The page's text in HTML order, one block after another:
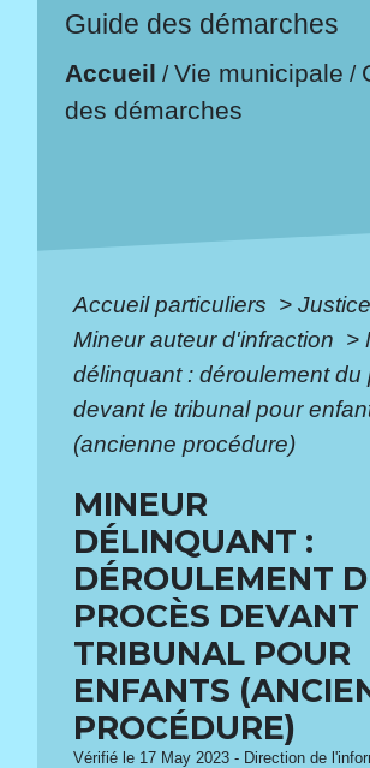
Guide des démarches
Accueil /Vie municipale /
des démarches
Accueil particuliers > Justice
Mineur auteur d'infraction >
délinquant : déroulement du
devant le tribunal pour
(ancienne procédure)
MINEUR
DÉLINQUANT :
DÉROULEMENT
PROCÈS DEVANT
TRIBUNAL POUR
ENFANTS
PROCÉDURE)
Vérifié le 17 May 2023 - Direction de